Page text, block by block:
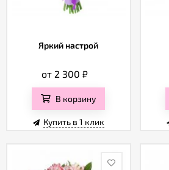
Яркий настрой
от 2 300₽
В корзину
Купить в 1 клик